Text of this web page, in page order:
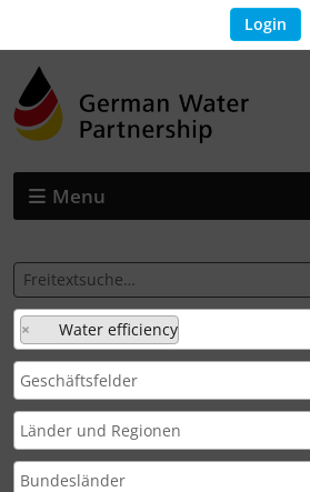
Login
Menu
× Water efficiency